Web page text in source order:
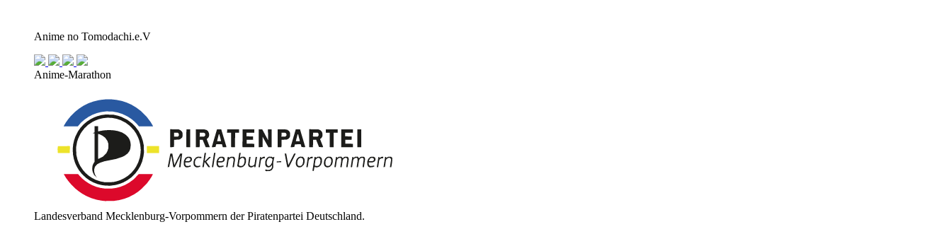
Anime no Tomodachi.e.V
Anime-Marathon
Landesverband Mecklenburg-Vorpommern der Piratenpartei Deutschland.